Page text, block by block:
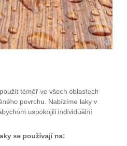
©
téměř ve všech oblastech
povrchu. Nabízíme laky v
uspokojili individuální
se používají na: